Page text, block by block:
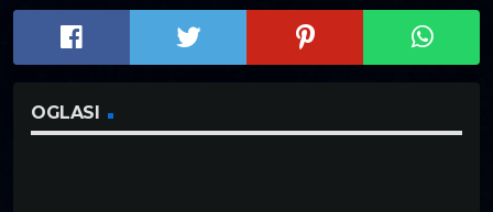
OGLASI